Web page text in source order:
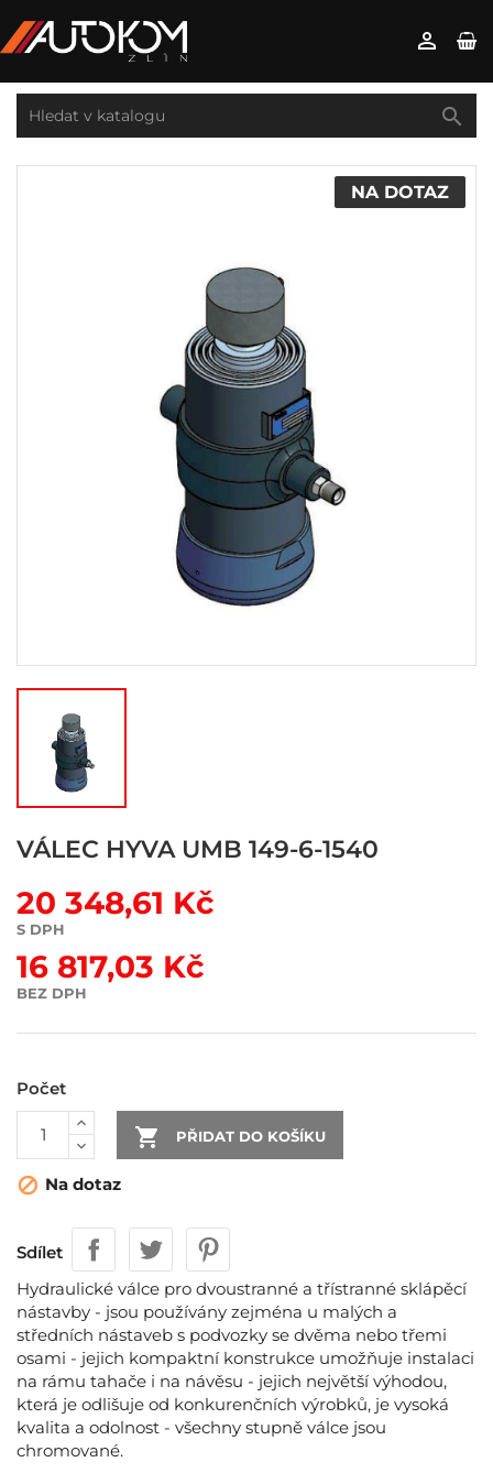


NA DOTAZ
VÁLEC HYVA UMB 149-6-1540
20 348,61 Kč
S DPH
16 817,03 Kč
BEZ DPH
Počet
 PŘIDAT DO KOŠÍKU
 Na dotaz
Sdílet
Hydraulické válce pro dvoustranné a třístranné sklápěcí
nástavby - jsou používány zejména u malých a
středních nástaveb s podvozky se dvěma nebo třemi
osami - jejich kompaktní konstrukce umožňuje instalaci
na rámu tahače i na návěsu - jejich největší výhodou,
která je odlišuje od konkurenčních výrobků, je vysoká
kvalita a odolnost - všechny stupně válce jsou
chromované.